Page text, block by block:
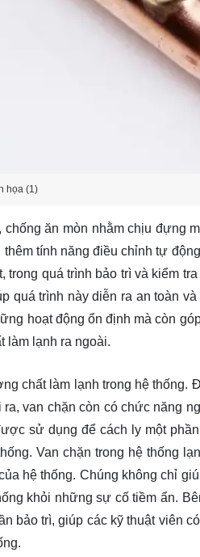
họa (1)
ăn mòn nhằm chịu đựng
tính năng điều chỉnh tự
quá trình bảo trì và kiểm
quá trình này diễn ra an toàn
hoạt động ổn định mà còn
làm lạnh ra ngoài.
chất làm lạnh trong hệ thống.
van chặn còn có chức năng
sử dụng để cách ly một
Van chặn trong hệ thống
hệ thống. Chúng không chỉ
khỏi những sự cố tiềm ẩn.
bảo trì, giúp các kỹ thuật viên